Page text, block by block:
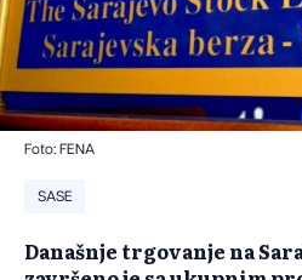
Foto: FENA
SASE
Današnje trgovanje na